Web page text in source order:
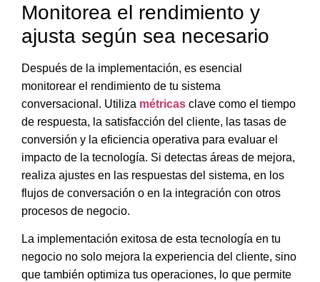
Monitorea el rendimiento y
ajusta según sea necesario
Después de la implementación, es esencial
monitorear el rendimiento de tu sistema
conversacional. Utiliza métricas clave como el tiempo
de respuesta, la satisfacción del cliente, las tasas de
conversión y la eficiencia operativa para evaluar el
impacto de la tecnología. Si detectas áreas de mejora,
realiza ajustes en las respuestas del sistema, en los
flujos de conversación o en la integración con otros
procesos de negocio.
La implementación exitosa de esta tecnología en tu
negocio no solo mejora la experiencia del cliente, sino
que también optimiza tus operaciones, lo que permite